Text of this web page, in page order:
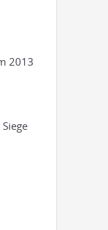
2013